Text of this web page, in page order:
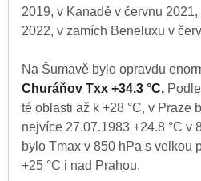
2019, v Kanadě v červnu
2022, v zamích Beneluxu v
Na Šumavě bylo opravdu
Churáňov Txx +34.3 °C.
té oblasti až k +28 °C, v Praze
nejvíce 27.07.1983 +24.8 °C v
bylo Tmax v 850 hPa s velkou
+25 °C i nad Prahou.